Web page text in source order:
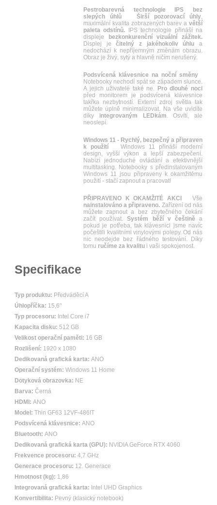
Pestrobarevná technologie IPS bez
slepých úhlů
Širší pozorovací úhly,
maximální kvalita zobrazených barev a větší
paleta odstínů. IPS technologie přináší na
displeje
bezkonkurenční vizuální zážitek.
Displej ječitelný z jakéhokoliv úhlu a
nedochází k nepříjemným změnám obrazu.
Obraz je živý, sytý a hlavně ničím nerušený.
Podsvícená klávesnice na noční směny
Notebooky nechodí spát se západem slunce.
A jejich uživatelé také ne.
Pro dlouhé noci
před monitorem je podsvícená klávesnice
takřka nezbytností. Externí zdroj světla tak
můžete úplně minimalizovat. Na vše uvidíte
díky integrovaným LEDkám. Osvítí, ale
neoslepí.
Windows 11 - Rychlý, bezpečný a připraven
k použití Windows 11 přináší moderní
design, vyšší výkon a lepší zabezpečení.
Nabízí jednoduché ovládání a efektivnější
multitasking. Notebooky s předinstalovaným
Windows 11 jsou připraveny k okamžitému
použití - stačí zapnout a pracovat!
PŘIPRAVENO K OKAMŽITÉ AKCI
Vše
nainstalováno a připraveno. Zařízení od nás
můžete zapnout a bez zbytečného čekání
začít používat.Systém běží v češtině a
pokud je potřeba, tak klávesnici jsme navíc
počeštili kvalitními vinylovými polepy. Od nás
nic neodejde bez řádného testování. Díky
tomu ručíme za kvalitu i vaši spokojenost.
Specifikace
Typ produktu: Předváděcí A
Úhlopříčka: 15,6"
Typ procesoru: Intel Core i7
Kapacita disku: 512 GB
Velikost operační paměti: 16 GB
Rozlišení: 1920 x 1080
Dedikovaná grafická karta: ANO
Operační systém: Windows 11 Home
Dotyková obrazovka: NE
Barva: Černá
HDMI: ANO
Model: Thin GF63 12VF-486IT
Podsvícená klávesnice: ANO
Bluetooth: ANO
Dedikovaná grafická karta (GPU): NVIDIA GeForce RTX 4060
Frekvence procesoru: 4,7 GHz
Generace procesoru: 12. Generace
Hmotnost (kg): 1,86
Integrovaná grafická karta: Intel UHD Graphics
Konvertibilita: Pevný (klasický notebook)